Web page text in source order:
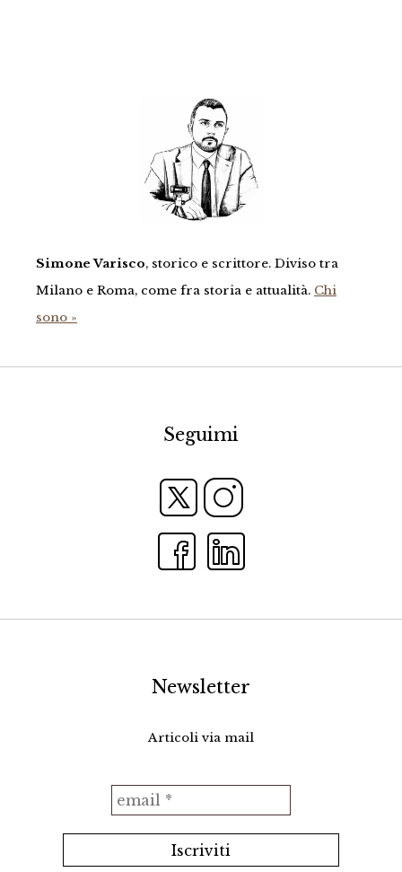
Simone Varisco, storico e scrittore. Diviso tra
Milano e Roma, come fra storia e attualità. Chi
sono »
Seguimi
Newsletter
Articoli via mail